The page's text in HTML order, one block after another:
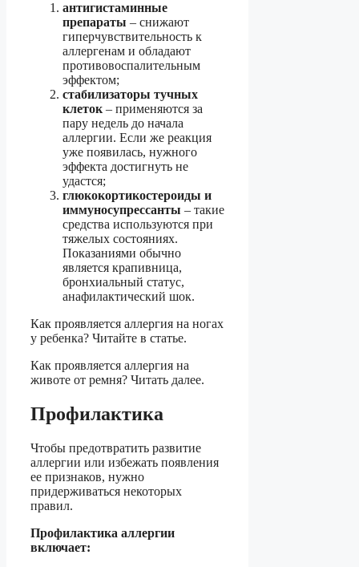
антигистаминные
препараты – снижают
гиперчувствительность к
аллергенам и обладают
противовоспалительным
эффектом;
стабилизаторы тучных
клеток – применяются за
пару недель до начала
аллергии. Если же реакция
уже появилась, нужного
эффекта достигнуть не
удастся;
глюкокортикостероиды и
иммуносупрессанты – такие
средства используются при
тяжелых состояниях.
Показаниями обычно
является крапивница,
бронхиальный статус,
анафилактический шок.
Как проявляется аллергия на ногах
у ребенка? Читайте в статье.
Как проявляется аллергия на
животе от ремня? Читать далее.
Профилактика
Чтобы предотвратить развитие
аллергии или избежать появления
ее признаков, нужно
придерживаться некоторых
правил.
Профилактика аллергии
включает: